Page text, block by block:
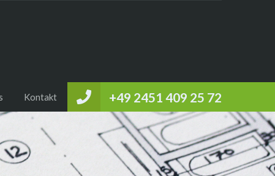
+49 2451 409 25 72
Kontakt